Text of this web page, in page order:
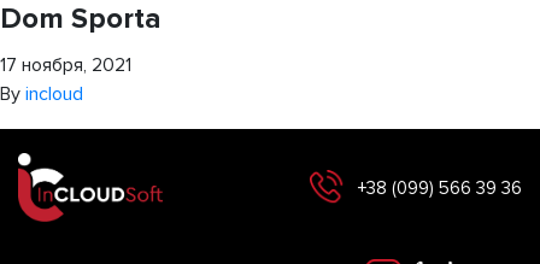
Dom Sporta
17 ноября, 2021
By incloud
+38 (099) 566 39 36